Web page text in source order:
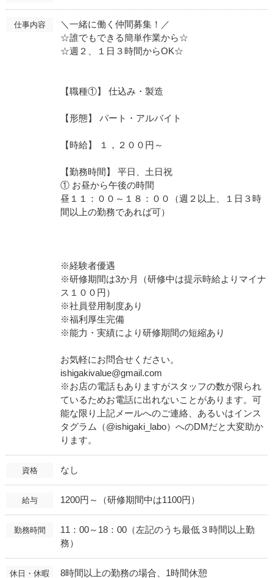
仕事内容
＼一緒に働く仲間募集！／
☆誰でもできる簡単作業から☆
☆週２、１日３時間からOK☆
【職種①】 仕込み・製造
【形態】 パート・アルバイト
【時給】 １，２００円～
【勤務時間】 平日、土日祝
① お昼から午後の時間
昼１１：００～１８：００（週２以上、１日３時
間以上の勤務であれば可）
※経験者優遇
※研修期間は3か月（研修中は提示時給よりマイナ
ス１００円）
※社員登用制度あり
※福利厚生完備
※能力・実績により研修期間の短縮あり
お気軽にお問合せください。
ishigakivalue@gmail.com
※お店の電話もありますがスタッフの数が限られ
ているためお電話に出れないことがあります。可
能な限り上記メールへのご連絡、あるいはインス
タグラム（@ishigaki_labo）へのDMだと大変助か
ります。
資格 なし
給与 1200円～（研修期間中は1100円）
勤務時間
11：00～18：00（左記のうち最低３時間以上勤
務）
休日・休暇 8時間以上の勤務の場合、1時間休憩